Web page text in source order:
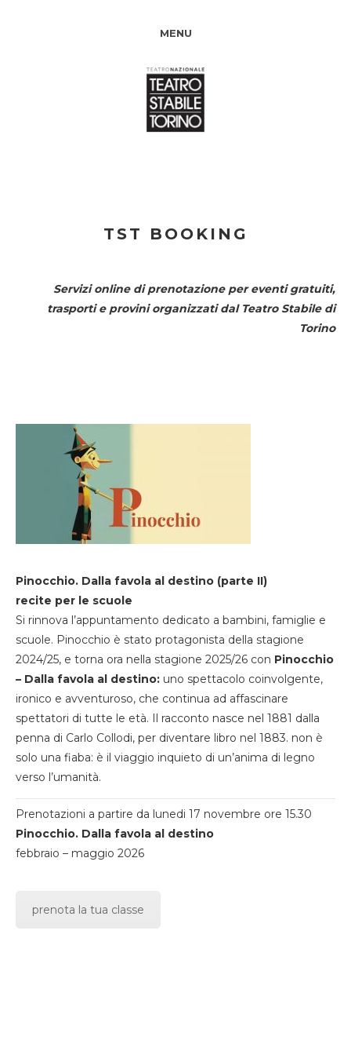
MENU
TST BOOKING
Servizi online di prenotazione per eventi gratuiti,
trasporti e provini organizzati dal Teatro Stabile di
Torino
Pinocchio. Dalla favola al destino (parte II)
recite per le scuole
Si rinnova l’appuntamento dedicato a bambini, famiglie e
scuole. Pinocchio è stato protagonista della stagione
2024/25, e torna ora nella stagione 2025/26 con Pinocchio
– Dalla favola al destino: uno spettacolo coinvolgente,
ironico e avventuroso, che continua ad affascinare
spettatori di tutte le età. Il racconto nasce nel 1881 dalla
penna di Carlo Collodi, per diventare libro nel 1883. non è
solo una fiaba: è il viaggio inquieto di un’anima di legno
verso l’umanità.
Prenotazioni a partire da lunedi 17 novembre ore 15.30
Pinocchio. Dalla favola al destino
febbraio – maggio 2026
prenota la tua classe